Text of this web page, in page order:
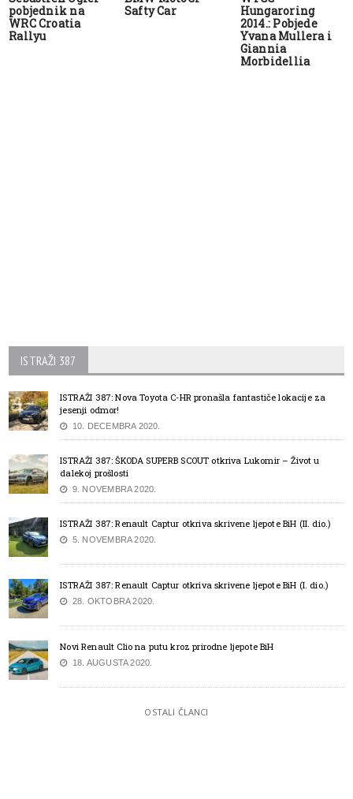
pobjednik na
WRC Croatia
Rallyu
Safty Car
Hungaroring
2014.: Pobjede
Yvana Mullera i
Giannia
Morbidellia
ISTRAŽI 387
ISTRAŽI 387: Nova Toyota C-HR pronašla fantastiče lokacije za
jesenji odmor!
10. DECEMBRA 2020.
ISTRAŽI 387: ŠKODA SUPERB SCOUT otkriva Lukomir – Život u
dalekoj prošlosti
9. NOVEMBRA 2020.
ISTRAŽI 387: Renault Captur otkriva skrivene ljepote BiH (II. dio.)
5. NOVEMBRA 2020.
ISTRAŽI 387: Renault Captur otkriva skrivene ljepote BiH (I. dio.)
28. OKTOBRA 2020.
Novi Renault Clio na putu kroz prirodne ljepote BiH
18. AUGUSTA 2020.
OSTALI ČLANCI